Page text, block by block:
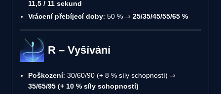
11,5 / 11 sekund
Vrácení přebíjecí doby: 50 % ⇒ 25/35/45/55/65 %
R – Vyšívání
Poškození: 30/60/90 (+ 8 % síly schopností) ⇒
35/65/95 (+ 10 % síly schopností)